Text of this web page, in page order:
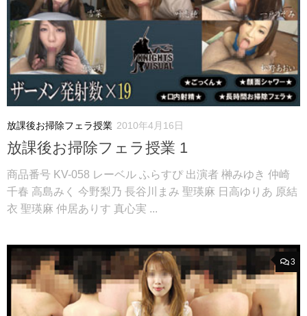
放課後お掃除フェラ授業 2010年4月16日
放課後お掃除フェラ授業 1
商品番号 KV-058 レーベル ふらすぴ 出演者 榊みゆき 仲崎
千春 高島みく 今野梨乃 長谷川まみ 聖瑛麻 日高ゆりあ 原結
衣 聖瑛麻 仲居ありす 真心実 ...
3